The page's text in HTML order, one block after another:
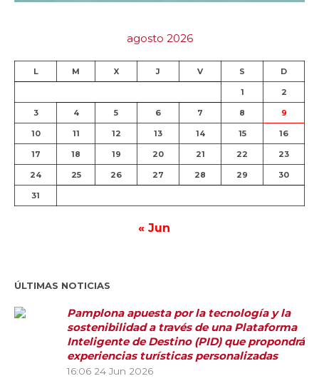
agosto 2026
L M X J V S D
1 2
3 4 5 6 7 8 9
10 11 12 13 14 15 16
17 18 19 20 21 22 23
24 25 26 27 28 29 30
31
« Jun
ÚLTIMAS NOTICIAS
Pamplona apuesta por la tecnología y la
sostenibilidad a través de una Plataforma
Inteligente de Destino (PID) que propondrá
experiencias turísticas personalizadas
16:06 24 Jun 2026